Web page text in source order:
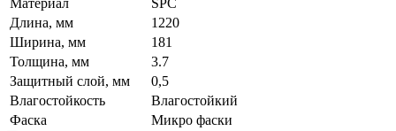
Длина, мм
1220
Ширина, мм
181
Толщина, мм
3.7
Защитный слой, мм
0,5
Влагостойкость
Влагостойкий
Фаска
Микро фаски